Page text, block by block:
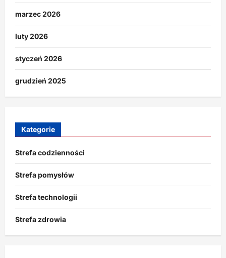
marzec 2026
luty 2026
styczeń 2026
grudzień 2025
Kategorie
Strefa codzienności
Strefa pomysłów
Strefa technologii
Strefa zdrowia